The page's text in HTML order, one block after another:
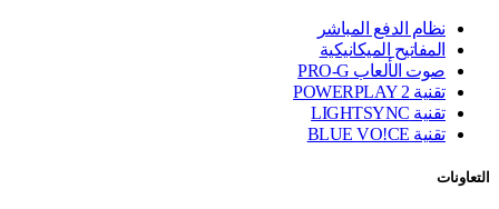
نظام الدفع المباشر
المفاتيح الميكانيكية
صوت الألعاب PRO-G
تقنية ‏POWERPLAY 2
تقنية LIGHTSYNC
تقنية BLUE VO!CE
التعاونات